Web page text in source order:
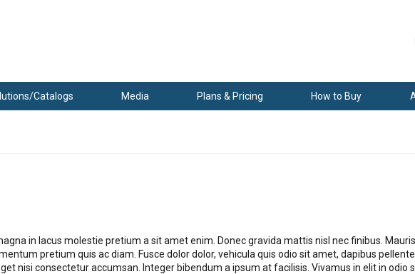
Catalogs Media Plans & Pricing How to Buy
in lacus molestie pretium a sit amet enim. Donec gravida mattis nisl nec finibus.
pretium quis ac diam. Fusce dolor dolor, vehicula quis odio sit amet, dapibus
nisi consectetur accumsan. Integer bibendum a ipsum at facilisis. Vivamus in elit in